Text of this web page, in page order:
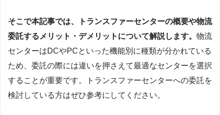
そこで本記事では、トランスファーセンターの概要や物流
委託するメリット・デメリットについて解説します。 物流
センターはDCやPCといった機能別に種類が分かれている
ため、委託の際には違いを押さえて最適なセンターを選択
することが重要です。トランスファーセンターへの委託を
検討している方はぜひ参考にしてください。